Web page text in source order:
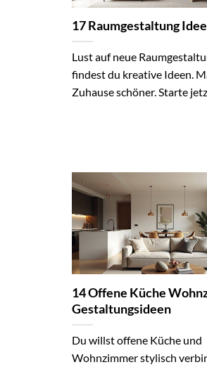
17 Raumgestaltung
Lust auf neue
findest du kreative Ideen.
Zuhause schöner. Starte
14 Offene Küche
Gestaltungsideen
Du willst offene Küche und
Wohnzimmer stylisch